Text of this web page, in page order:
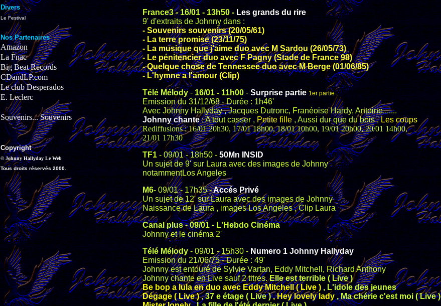
Divers
Le Festival
Nos Partenaires
Amazon
La Fnac
Big Beat Records
CDandLP.com
Le club Desperados
E. Leclerc
Souvenirs... Souvenirs
Copyright
© Johnny Hallyday Le Web
Tous droits réservés 2000.
France3-16/01- 13h50 - Les grands du rire
9' d'extraits de Johnny dans :
- Souvenirs souvenirs (20/05/61)
- La terre promise (23/11/75)
- La musique que j'aime duo avec M Sardou (26/05/73)
- Le pénitencier duo avec F Pagny (Stade de France 98)
- Quelque chose de Tennessee duo avec M Berge (01/06/85)
- L'hymne a l'amour (Clip)
Télé Mélody-16/01 - 11h00-Surprise partie 1er partie
Emission du 31/12/68 - Durée : 1h46'
Avec Johnny Hallyday , Jacques Dutronc, Franéoise Hardy, Antoine.......
Johnny chante: A tout casser ,Petite fille , Aussi dur que du bois ,Les coups
Rediffusions : 16/01 20h30, 17/01 18h00, 18/01 10h00, 19/01 20h00, 20/01 14h00,
21/01 17h30
TF1- 09/01 - 18h50 -50Mn INSID
Un sujet de 9' sur Laura avec des images de Johnny
notammentLos Angeles
M6- 09/01 - 17h35 -Accés Privé
Un sujet de 12' sur Laura avec des images de Johnny
Naissance de Laura , images Los Angeles , Clip Laura
Canal plus -09/01 - L'Hebdo Cinéma
Johnny et le cinéma 2'
Télé Mélody- 09/01 - 15h30 -Numero 1 Johnny Hallyday
Emission du 21/06/75 - Durée : 49'
Johnny est entouré de Sylvie Vartan, Eddy Mitchell, Richard Anthony
Johnny chante en Live sauf 2 titres.Elle est terrible ( Live )
Be bop a lula en duo avec Eddy Mitchell ( Live ), L'idole des jeunes
Dégage ( Live ),37 e étage ( Live ), Hey lovely lady, Ma chérie c'est moi ( Live )